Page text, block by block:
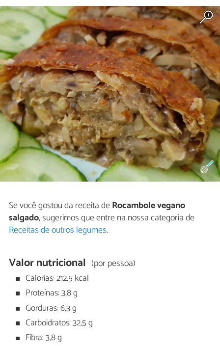
Se você gostou da receita deRocambole vegano
salgado, sugerimos que entre na nossa categoria de
Receitas de outros legumes.
Valor nutricional (por pessoa)
Calorias: 212,5 kcal
Proteínas: 3,8 g
Gorduras: 6,3 g
Carboidratos: 32,5 g
Fibra: 3,8 g